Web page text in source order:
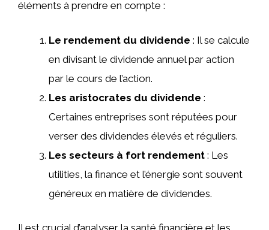
éléments à prendre en compte :
Le rendement du dividende : Il se calcule
en divisant le dividende annuel par action
par le cours de l’action.
Les aristocrates du dividende :
Certaines entreprises sont réputées pour
verser des dividendes élevés et réguliers.
Les secteurs à fort rendement : Les
utilities, la finance et l’énergie sont souvent
généreux en matière de dividendes.